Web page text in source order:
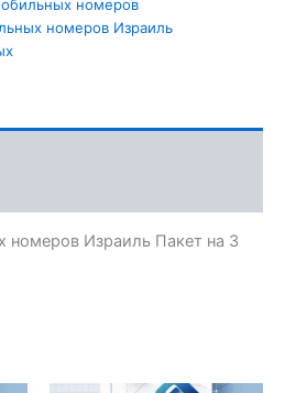
номеров
номеров Израиль
номеров Израиль Пакет на 3